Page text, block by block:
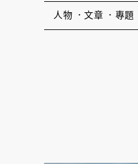
人物 文章 專題